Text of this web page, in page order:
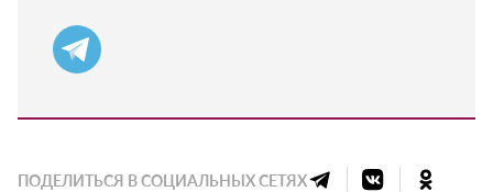
ПОДЕЛИТЬСЯ В СОЦИАЛЬНЫХ СЕТЯХ